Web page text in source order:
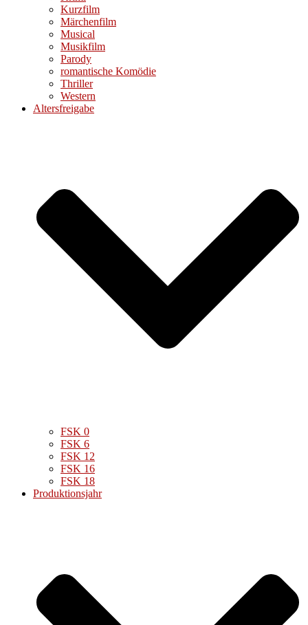
Kurzfilm
Märchenfilm
Musical
Musikfilm
Parody
romantische Komödie
Thriller
Western
Altersfreigabe
FSK 0
FSK 6
FSK 12
FSK 16
FSK 18
Produktionsjahr